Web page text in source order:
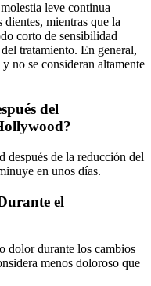
leve continua
mientras que la
corto de sensibilidad
tratamiento. En general,
no se consideran altamente
del
después de la reducción del
en unos días.
el
dolor durante los cambios
menos doloroso que